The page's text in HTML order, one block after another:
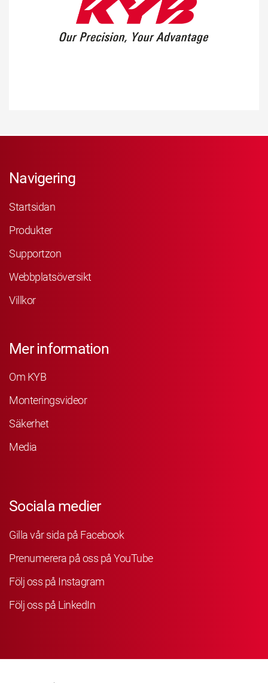
Navigering
Startsidan
Produkter
Supportzon
Webbplatsöversikt
Villkor
Mer information
Om KYB
Monteringsvideor
Säkerhet
Media
Sociala medier
Gilla vår sida på Facebook
Prenumerera på oss på YouTube
Följ oss på Instagram
Följ oss på LinkedIn